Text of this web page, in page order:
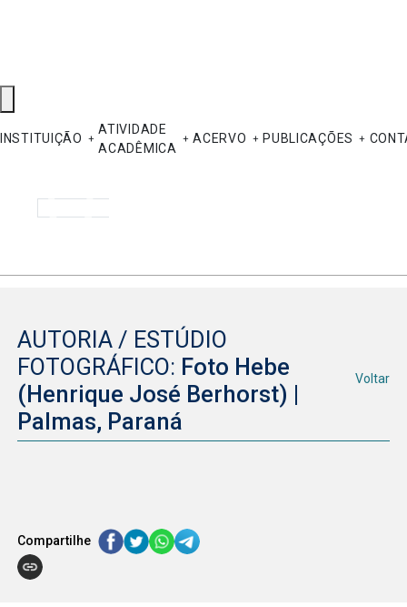
INSTITUIÇÃO
ATIVIDADE
ACADÊMICA
ACERVO PUBLICAÇÕES
AUTORIA / ESTÚDIO
FOTOGRÁFICO: Foto Hebe
(Henrique José Berhorst) |
Palmas, Paraná
Voltar
Compartilhe